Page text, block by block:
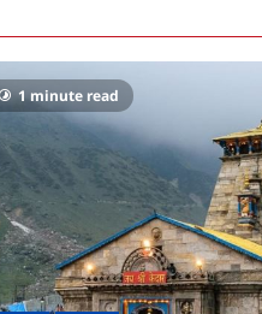
1 minute read